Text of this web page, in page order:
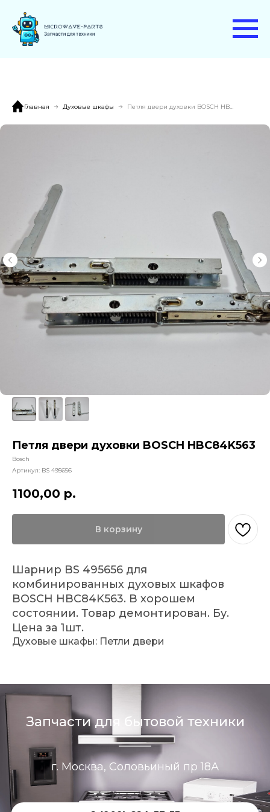
Главная Духовые шкафы
Петля двери духовки BOSCH HBC84K563
Bosch
Артикул: BS 495656
1100,00 р.
В корзину
Шарнир BS 495656 для
комбинированных духовых шкафов
BOSCH HBC84K563. В хорошем
состоянии. Товар демонтирован. Бу.
Цена за 1шт.
Духовые шкафы: Петли двери
Запчасти для бытовой техники
г. Москва, Соловьиный пр 18А